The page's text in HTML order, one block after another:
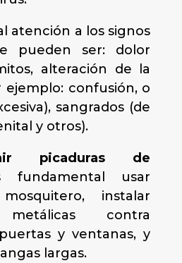
atención a los signos
pueden ser: dolor
alteración de la
ejemplo: confusión, o
sangrados (de
y otros).
picaduras de
usar
instalar
metálicas contra
y ventanas, y
largas.